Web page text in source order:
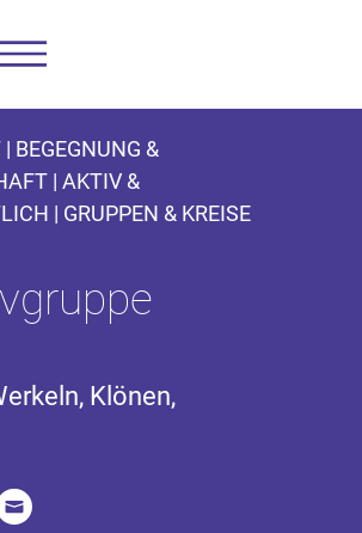
BEGEGNUNG &
| AKTIV &
| GRUPPEN & KREISE
Klönen,